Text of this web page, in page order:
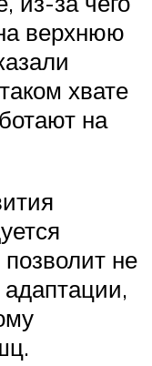
верхнюю
хвате
на
не